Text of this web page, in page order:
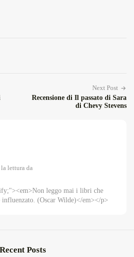
Next Post
Recensione di Il passato di Sara
di Chevy Stevens
lettura da
leggo mai i libri che
influenzato. (Oscar Wilde)</em></p>
Recent Posts